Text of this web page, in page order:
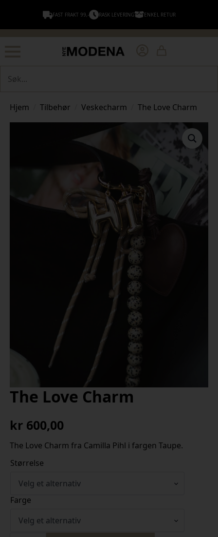
FAST FRAKT 99,- RASK LEVERING ENKEL RETUR
Hjem Tilbehør Veskecharm The Love Charm
The Love Charm
kr 600,00
The Love Charm fra Camilla Pihl i fargen Taupe.
Størrelse
Farge